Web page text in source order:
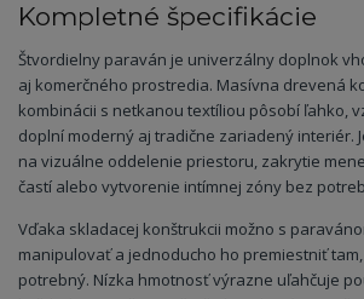
Kompletné špecifikácie
Štvordielny paraván je univerzálny doplnok
aj komerčného prostredia. Masívna drevená
kombinácii s netkanou textíliou pôsobí ľahko,
doplní moderný aj tradične zariadený interiér.
na vizuálne oddelenie priestoru, zakrytie
častí alebo vytvorenie intímnej zóny bez
Vďaka skladacej konštrukcii možno s
manipulovať a jednoducho ho premiestniť
potrebný. Nízka hmotnosť výrazne uľahčuje